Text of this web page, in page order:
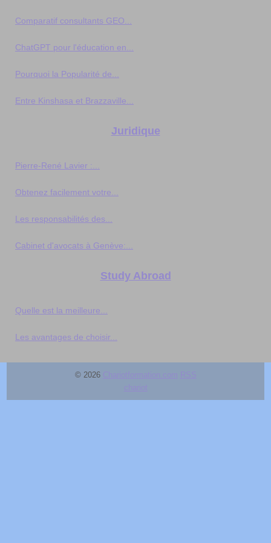
Comparatif consultants GEO...
ChatGPT pour l'éducation en...
Pourquoi la Popularité de...
Entre Kinshasa et Brazzaville...
Juridique
Pierre-René Lavier :...
Obtenez facilement votre...
Les responsabilités des...
Cabinet d'avocats à Genève:...
Study Abroad
Quelle est la meilleure...
Les avantages de choisir...
© 2026